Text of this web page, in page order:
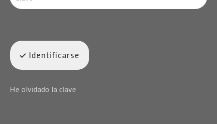
Identificarse
He olvidado la clave